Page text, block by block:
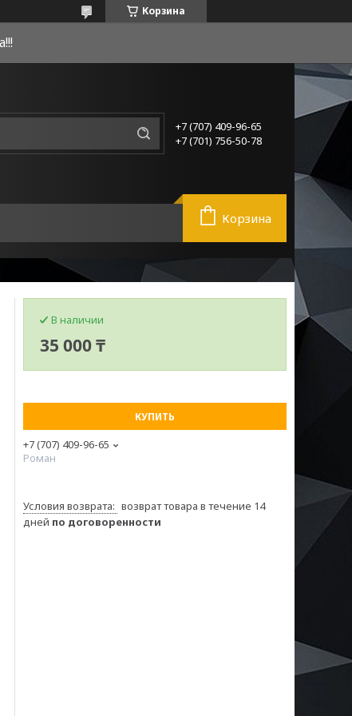
Корзина
+7 (707) 409-96-65
+7 (701) 756-50-78
Корзина
В наличии
35 000 ₸
КУПИТЬ
+7 (707) 409-96-65
Роман
возврат товара в течение 14
дней по договоренности